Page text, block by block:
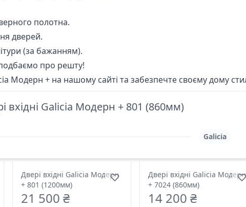
полотна.
дверей.
(за бажанням).
про решту!
Модерн + на нашому сайті та забезпечте своєму дому
вхідні Galicia Модерн + 801 (860мм)
Galicia
Двері вхідні Galicia Модерн
+ 801 (1200мм)
21 500 ₴
Двері вхідні Galicia Модерн
+ 7024 (860мм)
14 200 ₴